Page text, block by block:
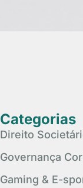
Categorias
Direito
Governança
Gaming & E-